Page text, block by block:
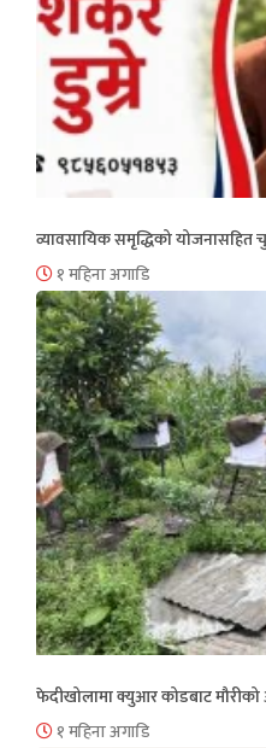
व्यावसायिक समृद्धिको योजनासहित
१ महिना अगाडि
फेदीखोलामा क्युआर कोडबाट मौरीको
१ महिना अगाडि